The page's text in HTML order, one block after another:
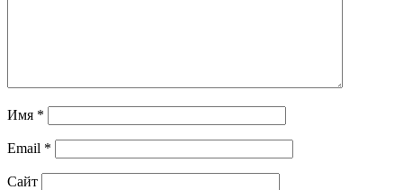
Имя *
Email *
Сайт